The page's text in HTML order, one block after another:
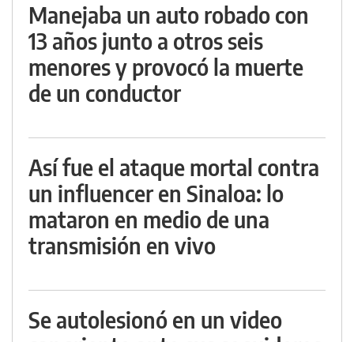
Manejaba un auto robado con
13 años junto a otros seis
menores y provocó la muerte
de un conductor
Así fue el ataque mortal contra
un influencer en Sinaloa: lo
mataron en medio de una
transmisión en vivo
Se autolesionó en un video